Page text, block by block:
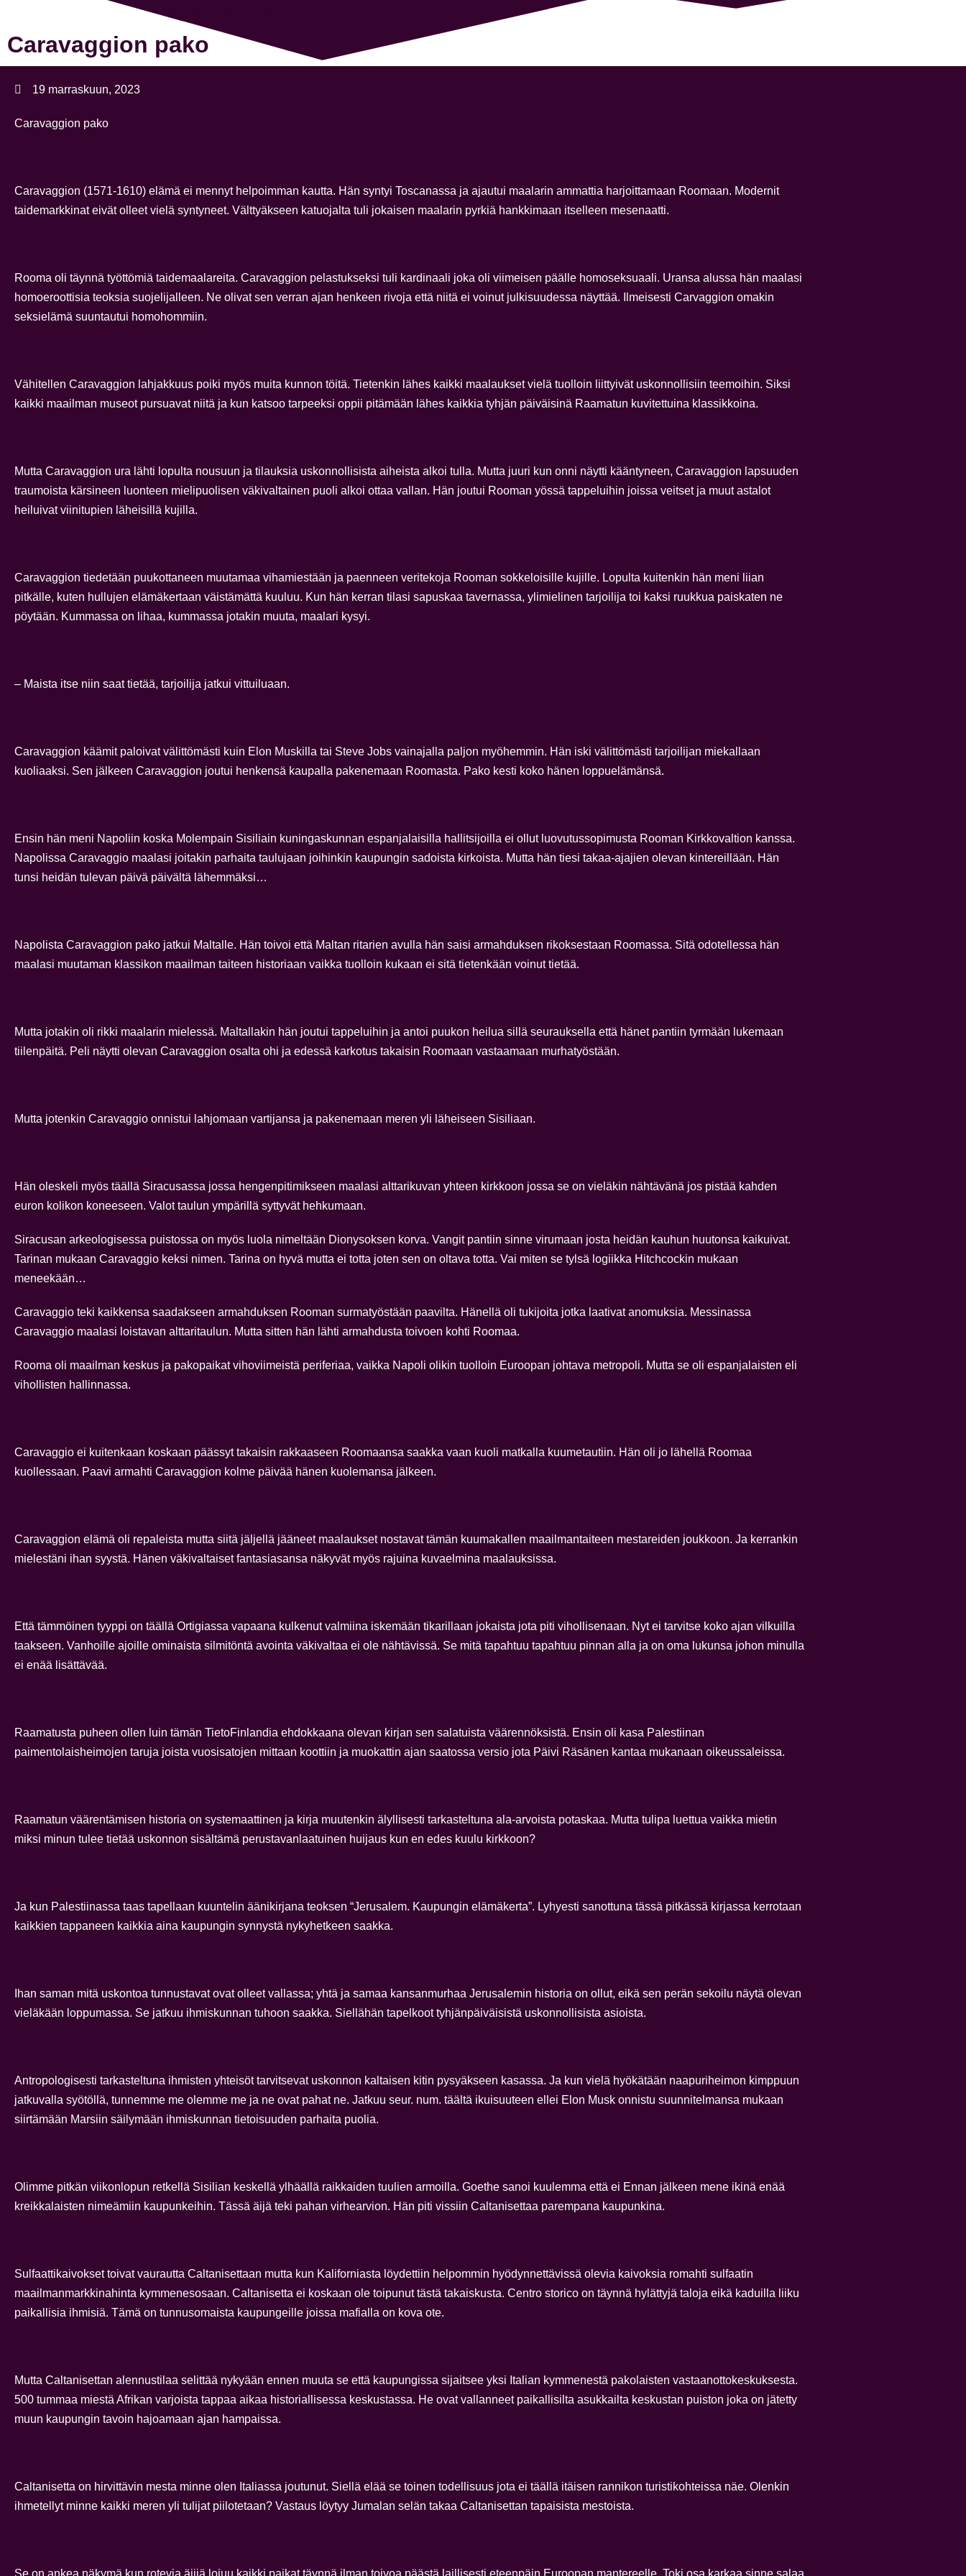
Sisilia koronan aikaan ja jälkeen
Caravaggion pako
19 marraskuun, 2023
Caravaggion pako
Caravaggion (1571-1610) elämä ei mennyt helpoimman kautta. Hän syntyi Toscanassa ja ajautui maalarin ammattia harjoittamaan Roomaan. Modernit
taidemarkkinat eivät olleet vielä syntyneet. Välttyäkseen katuojalta tuli jokaisen maalarin pyrkiä hankkimaan itselleen mesenaatti.
Rooma oli täynnä työttömiä taidemaalareita. Caravaggion pelastukseksi tuli kardinaali joka oli viimeisen päälle homoseksuaali. Uransa alussa hän maalasi
homoeroottisia teoksia suojelijalleen. Ne olivat sen verran ajan henkeen rivoja että niitä ei voinut julkisuudessa näyttää. Ilmeisesti Carvaggion omakin
seksielämä suuntautui homohommiin.
Vähitellen Caravaggion lahjakkuus poiki myös muita kunnon töitä. Tietenkin lähes kaikki maalaukset vielä tuolloin liittyivät uskonnollisiin teemoihin. Siksi
kaikki maailman museot pursuavat niitä ja kun katsoo tarpeeksi oppii pitämään lähes kaikkia tyhjän päiväisinä Raamatun kuvitettuina klassikkoina.
Mutta Caravaggion ura lähti lopulta nousuun ja tilauksia uskonnollisista aiheista alkoi tulla. Mutta juuri kun onni näytti kääntyneen, Caravaggion lapsuuden
traumoista kärsineen luonteen mielipuolisen väkivaltainen puoli alkoi ottaa vallan. Hän joutui Rooman yössä tappeluihin joissa veitset ja muut astalot
heiluivat viinitupien läheisillä kujilla.
Caravaggion tiedetään puukottaneen muutamaa vihamiestään ja paenneen veritekoja Rooman sokkeloisille kujille. Lopulta kuitenkin hän meni liian
pitkälle, kuten hullujen elämäkertaan väistämättä kuuluu. Kun hän kerran tilasi sapuskaa tavernassa, ylimielinen tarjoilija toi kaksi ruukkua paiskaten ne
pöytään. Kummassa on lihaa, kummassa jotakin muuta, maalari kysyi.
– Maista itse niin saat tietää, tarjoilija jatkui vittuiluaan.
Caravaggion käämit paloivat välittömästi kuin Elon Muskilla tai Steve Jobs vainajalla paljon myöhemmin. Hän iski välittömästi tarjoilijan miekallaan
kuoliaaksi. Sen jälkeen Caravaggion joutui henkensä kaupalla pakenemaan Roomasta. Pako kesti koko hänen loppuelämänsä.
Ensin hän meni Napoliin koska Molempain Sisiliain kuningaskunnan espanjalaisilla hallitsijoilla ei ollut luovutussopimusta Rooman Kirkkovaltion kanssa.
Napolissa Caravaggio maalasi joitakin parhaita taulujaan joihinkin kaupungin sadoista kirkoista. Mutta hän tiesi takaa-ajajien olevan kintereillään. Hän
tunsi heidän tulevan päivä päivältä lähemmäksi…
Napolista Caravaggion pako jatkui Maltalle. Hän toivoi että Maltan ritarien avulla hän saisi armahduksen rikoksestaan Roomassa. Sitä odotellessa hän
maalasi muutaman klassikon maailman taiteen historiaan vaikka tuolloin kukaan ei sitä tietenkään voinut tietää.
Mutta jotakin oli rikki maalarin mielessä. Maltallakin hän joutui tappeluihin ja antoi puukon heilua sillä seurauksella että hänet pantiin tyrmään lukemaan
tiilenpäitä. Peli näytti olevan Caravaggion osalta ohi ja edessä karkotus takaisin Roomaan vastaamaan murhatyöstään.
Mutta jotenkin Caravaggio onnistui lahjomaan vartijansa ja pakenemaan meren yli läheiseen Sisiliaan.
Hän oleskeli myös täällä Siracusassa jossa hengenpitimikseen maalasi alttarikuvan yhteen kirkkoon jossa se on vieläkin nähtävänä jos pistää kahden
euron kolikon koneeseen. Valot taulun ympärillä syttyvät hehkumaan.
Siracusan arkeologisessa puistossa on myös luola nimeltään Dionysoksen korva. Vangit pantiin sinne virumaan josta heidän kauhun huutonsa kaikuivat.
Tarinan mukaan Caravaggio keksi nimen. Tarina on hyvä mutta ei totta joten sen on oltava totta. Vai miten se tylsä logiikka Hitchcockin mukaan
meneekään…
Caravaggio teki kaikkensa saadakseen armahduksen Rooman surmatyöstään paavilta. Hänellä oli tukijoita jotka laativat anomuksia. Messinassa
Caravaggio maalasi loistavan alttaritaulun. Mutta sitten hän lähti armahdusta toivoen kohti Roomaa.
Rooma oli maailman keskus ja pakopaikat vihoviimeistä periferiaa, vaikka Napoli olikin tuolloin Euroopan johtava metropoli. Mutta se oli espanjalaisten eli
vihollisten hallinnassa.
Caravaggio ei kuitenkaan koskaan päässyt takaisin rakkaaseen Roomaansa saakka vaan kuoli matkalla kuumetautiin. Hän oli jo lähellä Roomaa
kuollessaan. Paavi armahti Caravaggion kolme päivää hänen kuolemansa jälkeen.
Caravaggion elämä oli repaleista mutta siitä jäljellä jääneet maalaukset nostavat tämän kuumakallen maailmantaiteen mestareiden joukkoon. Ja kerrankin
mielestäni ihan syystä. Hänen väkivaltaiset fantasiasansa näkyvät myös rajuina kuvaelmina maalauksissa.
Että tämmöinen tyyppi on täällä Ortigiassa vapaana kulkenut valmiina iskemään tikarillaan jokaista jota piti vihollisenaan. Nyt ei tarvitse koko ajan vilkuilla
taakseen. Vanhoille ajoille ominaista silmitöntä avointa väkivaltaa ei ole nähtävissä. Se mitä tapahtuu tapahtuu pinnan alla ja on oma lukunsa johon minulla
ei enää lisättävää.
Raamatusta puheen ollen luin tämän TietoFinlandia ehdokkaana olevan kirjan sen salatuista väärennöksistä. Ensin oli kasa Palestiinan
paimentolaisheimojen taruja joista vuosisatojen mittaan koottiin ja muokattin ajan saatossa versio jota Päivi Räsänen kantaa mukanaan oikeussaleissa.
Raamatun väärentämisen historia on systemaattinen ja kirja muutenkin älyllisesti tarkasteltuna ala-arvoista potaskaa. Mutta tulipa luettua vaikka mietin
miksi minun tulee tietää uskonnon sisältämä perustavanlaatuinen huijaus kun en edes kuulu kirkkoon?
Ja kun Palestiinassa taas tapellaan kuuntelin äänikirjana teoksen “Jerusalem. Kaupungin elämäkerta”. Lyhyesti sanottuna tässä pitkässä kirjassa kerrotaan
kaikkien tappaneen kaikkia aina kaupungin synnystä nykyhetkeen saakka.
Ihan saman mitä uskontoa tunnustavat ovat olleet vallassa; yhtä ja samaa kansanmurhaa Jerusalemin historia on ollut, eikä sen perän sekoilu näytä olevan
vieläkään loppumassa. Se jatkuu ihmiskunnan tuhoon saakka. Siellähän tapelkoot tyhjänpäiväisistä uskonnollisista asioista.
Antropologisesti tarkasteltuna ihmisten yhteisöt tarvitsevat uskonnon kaltaisen kitin pysyäkseen kasassa. Ja kun vielä hyökätään naapuriheimon kimppuun
jatkuvalla syötöllä, tunnemme me olemme me ja ne ovat pahat ne. Jatkuu seur. num. täältä ikuisuuteen ellei Elon Musk onnistu suunnitelmansa mukaan
siirtämään Marsiin säilymään ihmiskunnan tietoisuuden parhaita puolia.
Olimme pitkän viikonlopun retkellä Sisilian keskellä ylhäällä raikkaiden tuulien armoilla. Goethe sanoi kuulemma että ei Ennan jälkeen mene ikinä enää
kreikkalaisten nimeämiin kaupunkeihin. Tässä äijä teki pahan virhearvion. Hän piti vissiin Caltanisettaa parempana kaupunkina.
Sulfaattikaivokset toivat vaurautta Caltanisettaan mutta kun Kaliforniasta löydettiin helpommin hyödynnettävissä olevia kaivoksia romahti sulfaatin
maailmanmarkkinahinta kymmenesosaan. Caltanisetta ei koskaan ole toipunut tästä takaiskusta. Centro storico on täynnä hylättyjä taloja eikä kaduilla liiku
paikallisia ihmisiä. Tämä on tunnusomaista kaupungeille joissa mafialla on kova ote.
Mutta Caltanisettan alennustilaa selittää nykyään ennen muuta se että kaupungissa sijaitsee yksi Italian kymmenestä pakolaisten vastaanottokeskuksesta.
500 tummaa miestä Afrikan varjoista tappaa aikaa historiallisessa keskustassa. He ovat vallanneet paikallisilta asukkailta keskustan puiston joka on jätetty
muun kaupungin tavoin hajoamaan ajan hampaissa.
Caltanisetta on hirvittävin mesta minne olen Italiassa joutunut. Siellä elää se toinen todellisuus jota ei täällä itäisen rannikon turistikohteissa näe. Olenkin
ihmetellyt minne kaikki meren yli tulijat piilotetaan? Vastaus löytyy Jumalan selän takaa Caltanisettan tapaisista mestoista.
Se on ankea näkymä kun rotevia äijiä lojuu kaikki paikat täynnä ilman toivoa päästä laillisesti eteenpäin Euroopan mantereelle. Toki osa karkaa sinne salaa